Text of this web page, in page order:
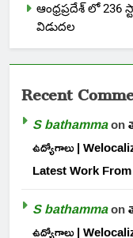
ఆంధ్రప్రదేశ్ లో 236
విడుదల
Recent
S bathammaon
ఉద్యోగాలు |
Latest Work
S bathammaon
ఉద్యోగాలు |